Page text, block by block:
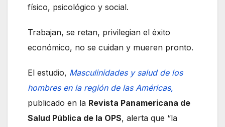
físico, psicológico y social.
Trabajan, se retan, privilegian el éxito
económico, no se cuidan y mueren pronto.
El estudio, Masculinidades y salud de los
hombres en la región de las Américas,
publicado en la Revista Panamericana de
Salud Pública de la OPS, alerta que “la